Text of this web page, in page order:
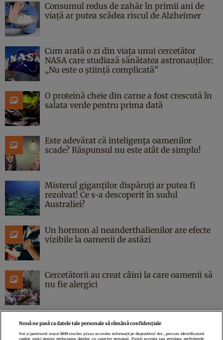
Consumul redus de zahăr în primii ani de
viață ar putea scădea riscul de Alzheimer
Cum arată o zi din viața unui cercetător
NASA care studiază sănătatea astronauților:
„Nu este o știință complicată”
O proteină cheie din carne a fost crescută în
salata verde pentru prima dată
Este adevărat că inteligența oamenilor
scade? Răspunsul nu este atât de simplu!
Misterul giganților dispăruți ar putea fi
rezolvat! Ce s-a descoperit în sudul
Australiei?
Un hormon al neanderthalienilor are efecte
vizibile la oamenii de astăzi
Cercetătorii au creat câini la care oamenii să
nu fie alergici
Nouă ne pasă ca datele tale personale să rămână confidențiale
Noi și partenerii noștri1019 stocăm și/sau accesăm informații pe dispozitivul dvs., precum identificatorii
cookie unici pentru prelucrarea datelor cu caracter personal. Puteți accepta sau gestiona preferințele